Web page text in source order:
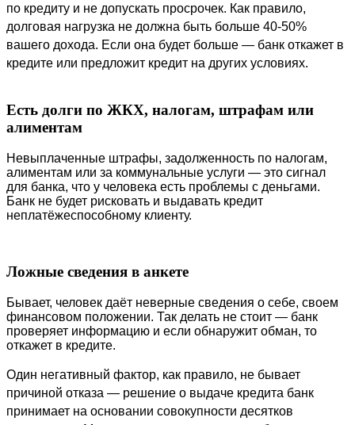
по кредиту и не допускать просрочек. Как правило,
долговая нагрузка не должна быть больше 40-50%
вашего дохода. Если она будет больше — банк откажет в
кредите или предложит кредит на других условиях.
Есть долги по ЖКХ, налогам, штрафам или
алиментам
Невыплаченные штрафы, задолженность по налогам,
алиментам или за коммунальные услуги — это сигнал
для банка, что у человека есть проблемы с деньгами.
Банк не будет рисковать и выдавать кредит
неплатёжеспособному клиенту.
Ложные сведения в анкете
Бывает, человек даёт неверные сведения о себе, своем
финансовом положении. Так делать не стоит — банк
проверяет информацию и если обнаружит обман, то
откажет в кредите.
Один негативный фактор, как правило, не бывает
причиной отказа — решение о выдаче кредита банк
принимает на основании совокупности десятков